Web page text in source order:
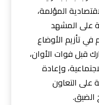
المؤلمة،
على المشهد
تأزيم الأوضاع
قبل فوات الأوان،
وإعادة
على التعاون
الضيق.